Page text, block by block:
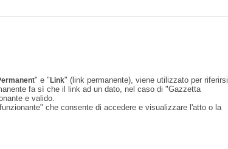
" e "Link" (link permanente), viene utilizzato per riferirsi
fa sì che il link ad un dato, nel caso di "Gazzetta
e valido.
che consente di accedere e visualizzare l'atto o la